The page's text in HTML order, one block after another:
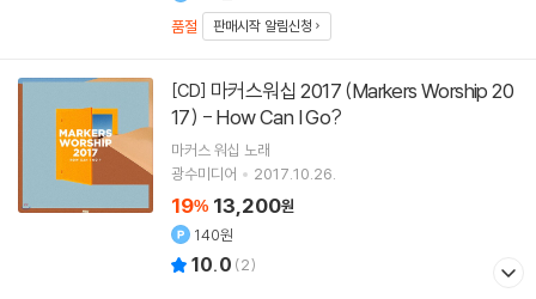
품절
판매시작 알림신청
[CD]
17) - How Can I Go?
마커스 워십 노래
광수미디어
2017.10.26.
19% 13,200원
140원
10.0 (2)